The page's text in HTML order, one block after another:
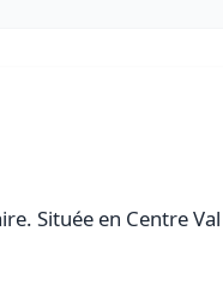
Située en Centre